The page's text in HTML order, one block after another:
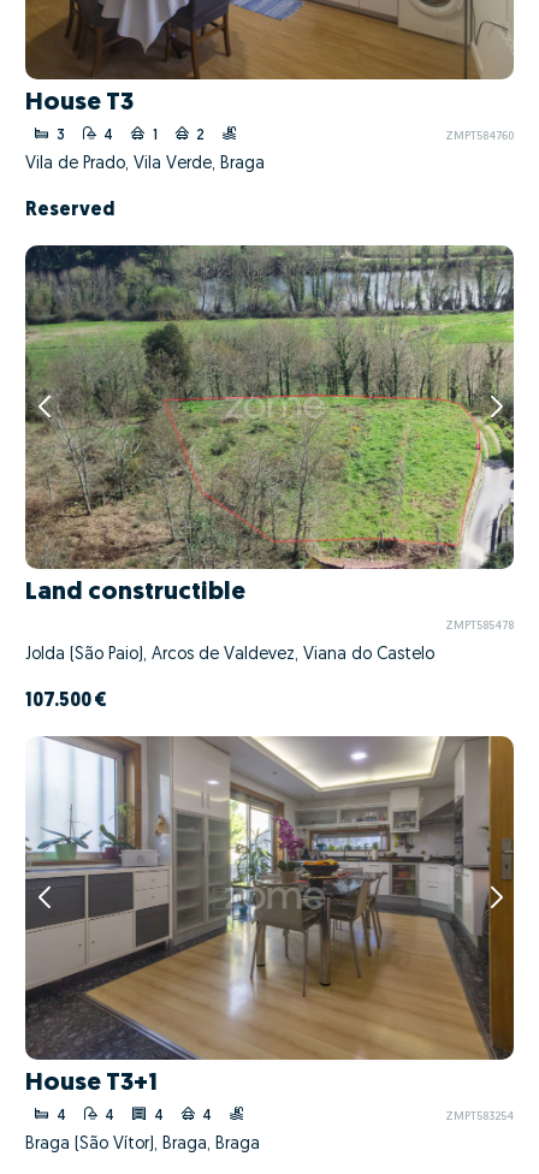
House T3
3 4 1 2 ZMPT584760
Vila de Prado, Vila Verde, Braga
Reserved
Land constructible
ZMPT585478
Jolda (São Paio), Arcos de Valdevez, Viana do Castelo
107.500 €
House T3+1
4 4 4 4 ZMPT583254
Braga (São Vítor), Braga, Braga